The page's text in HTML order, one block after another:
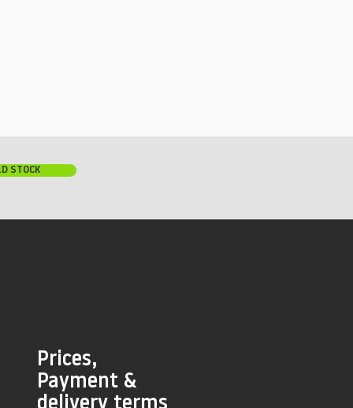
Prices,
Payment &
STOCK